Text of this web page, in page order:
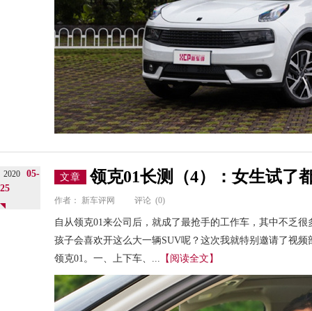
2020
05-
25
文章 领克01长测（4）：女生试了
作者： 新车评网 评论 (0)
自从领克01来公司后，就成了最抢手的工作车，其中不乏
孩子会喜欢开这么大一辆SUV呢？这次我就特别邀请了视
领克01。一、上下车、... 【阅读全文】